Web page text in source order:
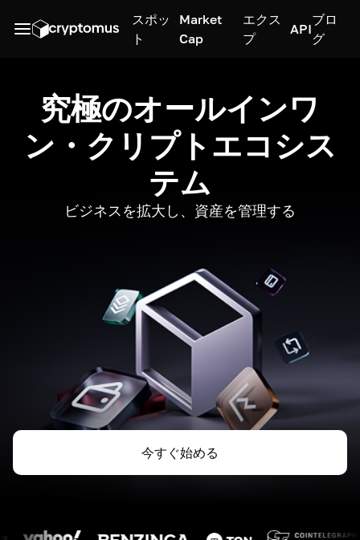
スポッ
ト
Market
Cap
エクス
プ
API
ブロ
グ
究極のオールインワ
ン・クリプトエコシス
テム
ビジネスを拡大し、資産を管理する
今すぐ始める